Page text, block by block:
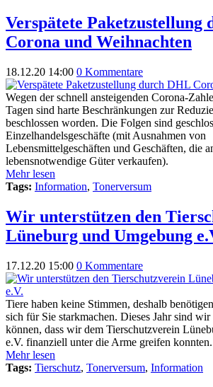
Verspätete Paketzustellung
Corona und Weihnachten
18.12.20 14:00 0 Kommentare
Wegen der schnell ansteigenden Corona-
Tagen sind harte Beschränkungen zur
beschlossen worden. Die Folgen sind
Einzelhandelsgeschäfte (mit Ausnahmen von
Lebensmittelgeschäften und Geschäften, die
lebensnotwendige Güter verkaufen).
Mehr lesen
Tags: Information, Tonerversum
Wir unterstützen den
Lüneburg und Umgebung
17.12.20 15:00 0 Kommentare
Tiere haben keine Stimmen, deshalb
sich für Sie starkmachen. Dieses Jahr sind wir
können, dass wir dem Tierschutzverein
e.V. finanziell unter die Arme greifen konnten.
Mehr lesen
Tags: Tierschutz, Tonerversum, Information